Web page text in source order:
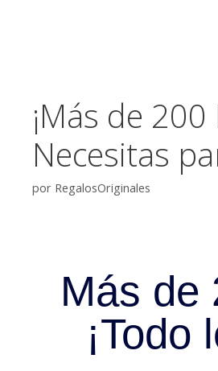
¡Más de
Necesitas
por RegalosOriginales
Más de